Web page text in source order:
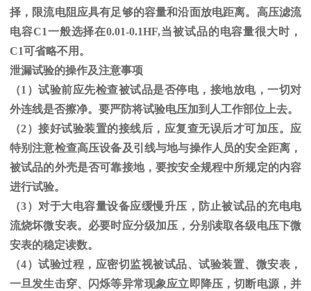
择，限流电阻应具有足够的容量和沿面放电距离。高压滤流
电容C1一般选择在0.01-0.1HF,当被试品的电容量很大时，
C1可省略不用。
泄漏试验的操作及注意事项
（1）试验前应先检查被试品是否停电，接地放电，一切对
外连线是否擦净。要严防将试验电压加到人工作部位上去。
（2）接好试验装置的接线后，应复查无误后才可加压。应
特别注意检查高压设备及引线与地与操作人员的安全距离，
被试品的外壳是否可靠接地，要按安全规程中所规定的内容
进行试验。
（3）对于大电容量设备应缓慢升压，防止被试品的充电电
流烧坏微安表。必要时应分级加压，分别读取各级电压下微
安表的稳定读数。
（4）试验过程，应密切监视被试品、试验装置、微安表，
一旦发生击穿、闪烁等异常现象应立即降压，切断电源，并